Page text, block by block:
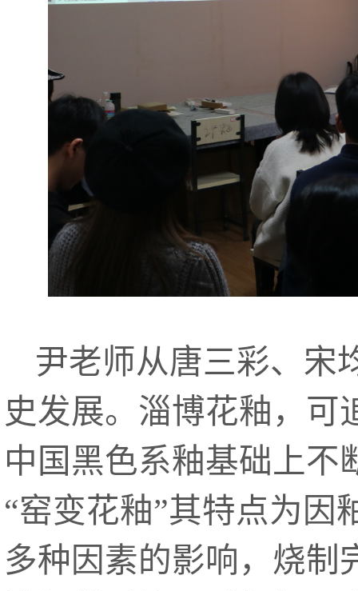
尹老师从唐三彩、宋
史发展。淄博花釉，可
中国黑色系釉基础上不
“窑变花釉”其特点为因
多种因素的影响，烧制